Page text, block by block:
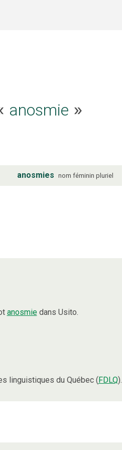
anosmie »
anosmies nom féminin pluriel
anosmiedans Usito.
linguistiques du Québec (FDLQ).